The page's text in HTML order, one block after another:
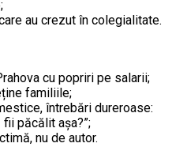
au crezut în colegialitate.
cu popriri pe salarii;
familiile;
întrebări dureroase:
păcălit așa?”;
nu de autor.